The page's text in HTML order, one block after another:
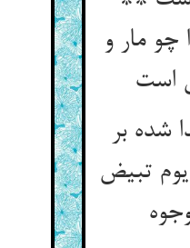
مار و
شده بر
تبیض